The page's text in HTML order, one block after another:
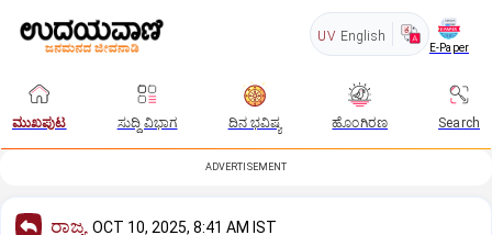
UV English
E-Paper
ಮುಖಪುಟ ಸುದ್ದಿ ವಿಭಾಗ ದಿನ ಭವಿಷ್ಯ ಹೊಂಗಿರಣ Search
ADVERTISEMENT
ರಾಜ್ಯ OCT 10, 2025, 8:41 AM IST